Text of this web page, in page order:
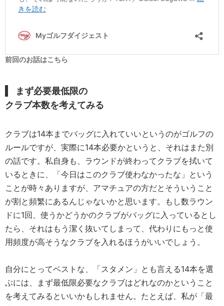
前回のお話はこちら
まず必要最低限の
クラブ本数を考えてみる
クラブは14本までバッグに入れていいというのがゴルフの
ルールですが、実際に14本必要かというと、それはまた別
の話です。私自身も、ラウンドが終わってクラブを拭いて
いるときに、「今日はこのクラブ使わなかったな」という
ことが時々ありますが、アマチュアの方だとそういうこと
が割と頻繁にあるんじゃないかと思います。もし数ラウン
ドに1回、使うかどうかのクラブがバッグに入っているとし
たら、それはもう潔く抜いてしまって、代わりにもっと使
用頻度が高そうなクラブを入れるほうがいいでしょう。
自分にとってベストな、「スタメン」とも言える14本を選
ぶには、まず最低限必要なクラブはどれなのかということ
を考えてみるといいかもしれません。たとえば、私が「最